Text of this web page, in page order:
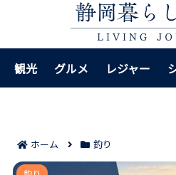
観光 グルメ レジャー
ホーム 釣り
静岡のアオリイカポイント8選